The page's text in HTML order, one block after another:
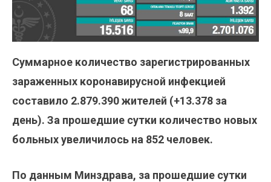
Суммарное количество зарегистрированных
зараженных коронавирусной инфекцией
составило 2.879.390жителей (+13.378 за
день). За прошедшие сутки количество новых
больных увеличилось на 852 человек.
По данным Минздрава, за прошедшие сутки